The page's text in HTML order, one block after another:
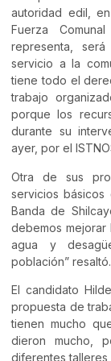
autoridad edil,
Fuerza
representa,
servicio a la
tiene todo el
trabajo
porque los
durante su
ayer, por el
Otra de sus
servicios
Banda de
debemos
agua y
población” resaltó.
El candidato
propuesta de
tienen mucho
dieron mucho,
diferentes talleres